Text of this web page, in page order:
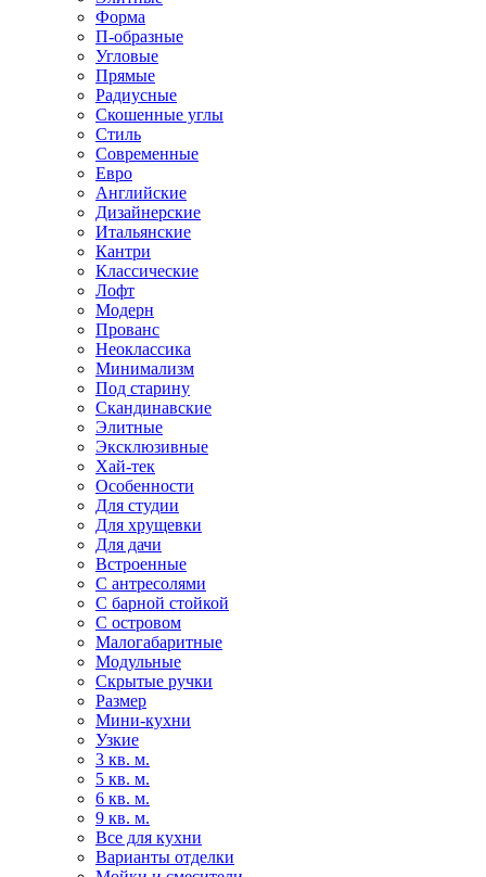
Форма
П-образные
Угловые
Прямые
Радиусные
Скошенные углы
Стиль
Современные
Евро
Английские
Дизайнерские
Итальянские
Кантри
Классические
Лофт
Модерн
Прованс
Неоклассика
Минимализм
Под старину
Скандинавские
Элитные
Эксклюзивные
Хай-тек
Особенности
Для студии
Для хрущевки
Для дачи
Встроенные
С антресолями
С барной стойкой
С островом
Малогабаритные
Модульные
Скрытые ручки
Размер
Мини-кухни
Узкие
3 кв. м.
5 кв. м.
6 кв. м.
9 кв. м.
Все для кухни
Варианты отделки